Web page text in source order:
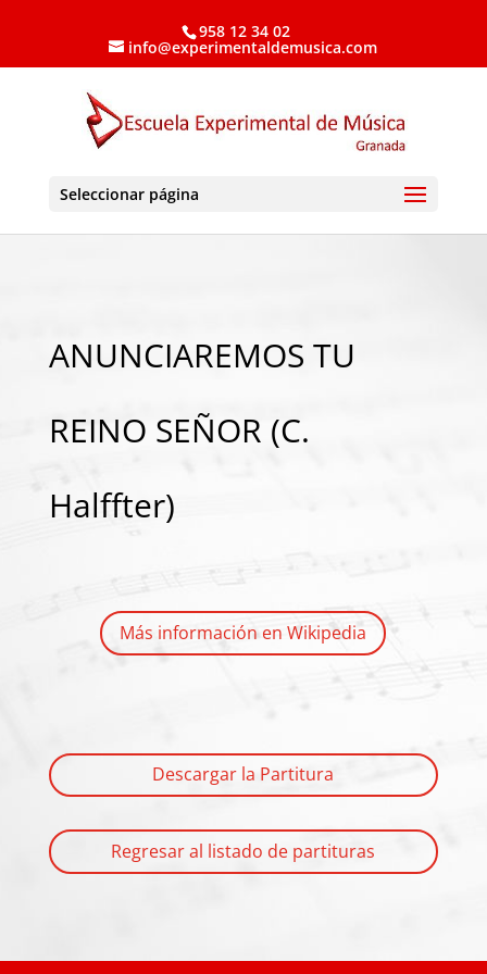
958 12 34 02
info@experimentaldemusica.com
Seleccionar página
ANUNCIAREMOS TU
REINO SEÑOR (C.
Halffter)
Más información en Wikipedia
Descargar la Partitura
Regresar al listado de partituras